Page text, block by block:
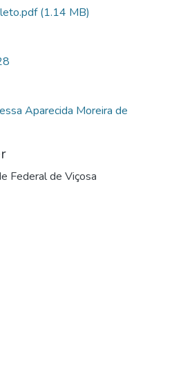
(1.14 MB)
Aparecida Moreira de
Federal de Viçosa